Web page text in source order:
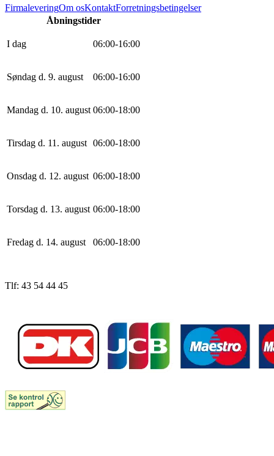
FirmaleveringOm osKontaktForretningsbetingelser
Åbningstider
I dag 06:00-16:00
Søndag d. 9. august 06:00-16:00
Mandag d. 10. august 06:00-18:00
Tirsdag d. 11. august 06:00-18:00
Onsdag d. 12. august 06:00-18:00
Torsdag d. 13. august 06:00-18:00
Fredag d. 14. august 06:00-18:00
Tlf: 43 54 44 45